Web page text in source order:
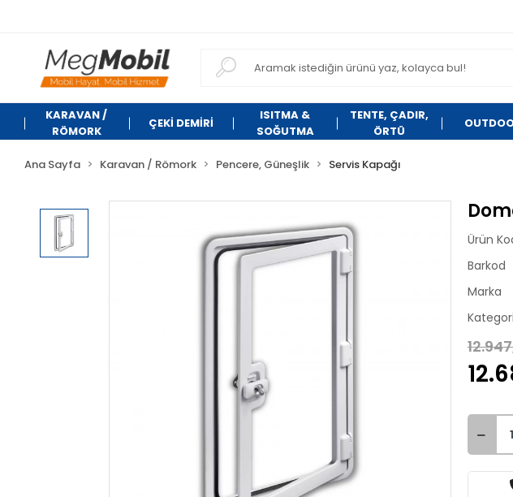
KARAVAN /
RÖMORK
ÇEKİ DEMİRİ
ISITMA &
SOĞUTMA
TENTE, ÇADIR,
ÖRTÜ
Ana Sayfa Karavan / Römork Pencere, Güneşlik Servis Kapağı
Ürün
Barkod
Marka
Kategori